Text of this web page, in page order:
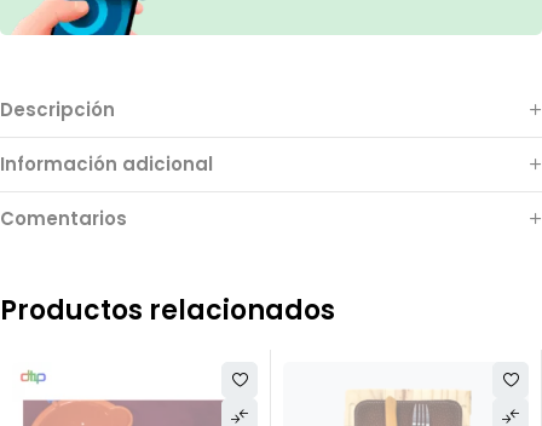
Descripción
Información adicional
Comentarios
Productos relacionados